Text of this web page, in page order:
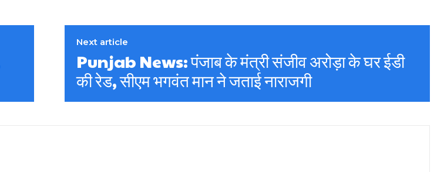
Next article
Punjab News: पंजाब के मंत्री संजीव अरोड़ा के घर ईडी
की रेड, सीएम भगवंत मान ने जताई नाराजगी